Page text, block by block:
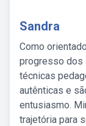
Sandra
Como
progresso dos
técnicas
autênticas e
entusiasmo.
trajetória para